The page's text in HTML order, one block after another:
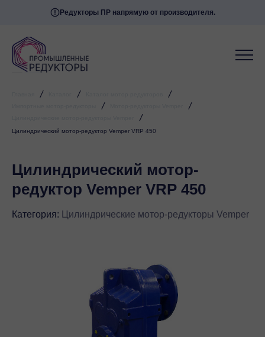
Редукторы ПР напрямую от производителя.
/ / /
/ /
/
Цилиндрический мотор-редуктор Vemper VRP 450
Цилиндрический мотор-
редуктор Vemper VRP 450
Категория: Цилиндрические мотор-редукторы Vemper